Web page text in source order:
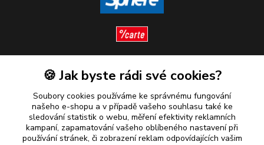
Sledujte nás
Plaťte u nás bezpečně
🍪 Jak byste rádi své cookies?
Soubory cookies používáme ke správnému fungování
našeho e-shopu a v případě vašeho souhlasu také ke
sledování statistik o webu, měření efektivity reklamních
kampaní, zapamatování vašeho oblíbeného nastavení při
používání stránek, či zobrazení reklam odpovídajících vašim